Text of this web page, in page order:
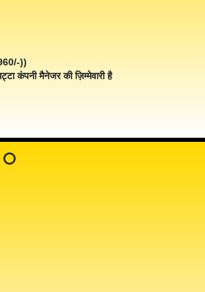
))
कंपनी मैनेजर की ज़िम्मेवारी है
⭕️